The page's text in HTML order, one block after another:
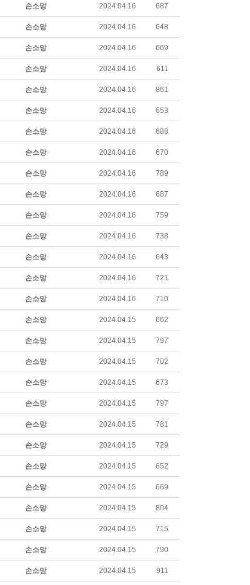
손소망 2024.04.16 687
손소망 2024.04.16 648
손소망 2024.04.16 669
손소망 2024.04.16 611
손소망 2024.04.16 861
손소망 2024.04.16 653
손소망 2024.04.16 688
손소망 2024.04.16 670
손소망 2024.04.16 789
손소망 2024.04.16 687
손소망 2024.04.16 759
손소망 2024.04.16 738
손소망 2024.04.16 643
손소망 2024.04.16 721
손소망 2024.04.16 710
손소망 2024.04.15 662
손소망 2024.04.15 797
손소망 2024.04.15 702
손소망 2024.04.15 673
손소망 2024.04.15 797
손소망 2024.04.15 781
손소망 2024.04.15 729
손소망 2024.04.15 652
손소망 2024.04.15 669
손소망 2024.04.15 804
손소망 2024.04.15 715
손소망 2024.04.15 790
손소망 2024.04.15 911